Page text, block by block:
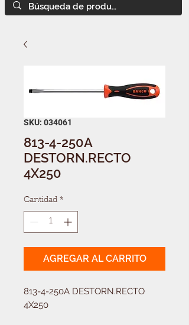
SKU: 034061
813-4-250A
DESTORN.RECTO
4X250
Cantidad *
AGREGAR AL CARRITO
813-4-250A DESTORN.RECTO
4X250